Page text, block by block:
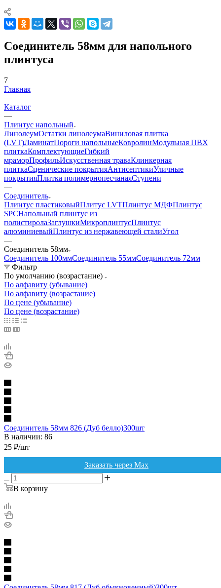
Соединитель 58мм для напольного
плинтуса
7
Главная
—
Каталог
—
Плинтус напольный
ЛинолеумОстатки линолеумаВиниловая плитка
(LVT)ЛаминатПороги напольныеКовролинМодульная ПВХ
плиткаКомплектующиеГибкий
мраморПрофильИскусственная траваКлинкерная
плиткаСценические покрытияАнтисептикиУличные
покрытияПлитка полимернопесчанаяСтупени
—
Соединитель
Плинтус пластиковыйПлитус LVTПлинтус МДФПлинтус
SPCНапольный плинтус из
полистиролаЗаглушкиМикроплинтусПлинтус
алюминиевыйПлинтус из нержавеющей сталиУгол
—
Соединитель 58мм
Соединитель 100ммСоединитель 55ммСоединитель 72мм
Фильтр
По умолчанию (возрастание)
По алфавиту (убывание)
По алфавиту (возрастание)
По цене (убывание)
По цене (возрастание)
Соединитель 58мм 826 (Дуб белло)300шт
В наличии: 86
25 ₽/шт
Заказать через Max
В корзину